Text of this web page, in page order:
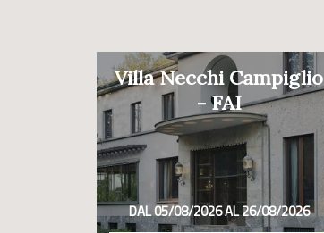
Villa Necchi Campiglio
- FAI
DAL 05/08/2026 AL 26/08/2026